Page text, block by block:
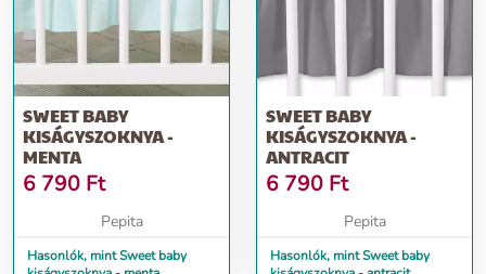
SWEET BABY
KISÁGYSZOKNYA -
MENTA
6 790 Ft
Pepita
Hasonlók, mint Sweet baby
SWEET BABY
KISÁGYSZOKNYA -
ANTRACIT
6 790 Ft
Pepita
Hasonlók, mint Sweet baby